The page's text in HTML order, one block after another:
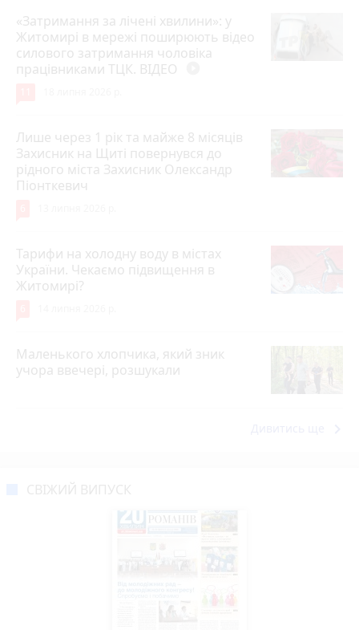
«Затримання за лічені хвилини»: у
Житомирі в мережі поширюють відео
силового затримання чоловіка
працівниками ТЦК. ВІДЕО
Лише через 1 рік та майже 8 місяців
Захисник на Щиті повернувся до
рідного міста Захисник Олександр
Піонткевич
Тарифи на холодну воду в містах
України. Чекаємо підвищення в
Житомирі?
Маленького хлопчика, який зник
учора ввечері, розшукали